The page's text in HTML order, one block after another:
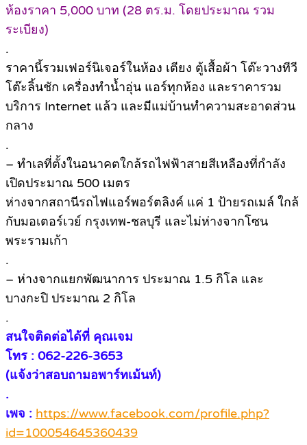
ห้องราคา 5,000 บาท (28 ตร.ม. โดยประมาณ รวม
ระเบียง)
.
ราคานี้รวมเฟอร์นิเจอร์ในห้อง เตียง ตู้เสื้อผ้า โต๊ะวางทีวี
โต๊ะลิ้นชัก เครื่องทำน้ำอุ่น แอร์ทุกห้อง และราคารวม
บริการ Internet แล้ว และมีแม่บ้านทำความสะอาดส่วน
กลาง
.
– ทำเลที่ตั้งในอนาคตใกล้รถไฟฟ้าสายสีเหลืองที่กำลัง
เปิดประมาณ 500 เมตร
ห่างจากสถานีรถไฟแอร์พอร์ตลิงค์ แค่ 1 ป้ายรถเมล์ ใกล้
กับมอเตอร์เวย์ กรุงเทพ-ชลบุรี และไม่ห่างจากโซน
พระรามเก้า
.
– ห่างจากแยกพัฒนาการ ประมาณ 1.5 กิโล และ
บางกะปิ ประมาณ 2 กิโล
.
สนใจติดต่อได้ที่ คุณเจม
โทร : 062-226-3653
(แจ้งว่าสอบถามอพาร์ทเม้นท์)
.
เพจ : https://www.facebook.com/profile.php?
id=100054645360439